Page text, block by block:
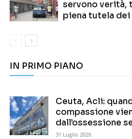
servono verità,
piena tutela
IN PRIMO PIANO
Ceuta, Acli:
compassione
dall’ossessione
31 Luglio 2026